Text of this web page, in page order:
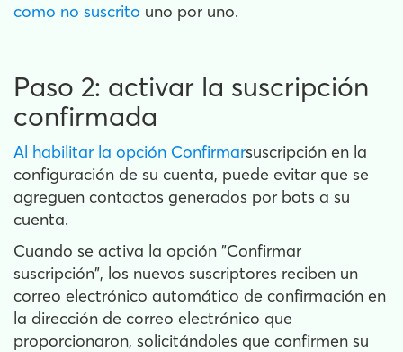
como no suscrito uno por uno.
Paso 2: activar la suscripción
confirmada
Al habilitar la opción Confirmarsuscripción en la
configuración de su cuenta, puede evitar que se
agreguen contactos generados por bots a su
cuenta.
Cuando se activa la opción "Confirmar
suscripción", los nuevos suscriptores reciben un
correo electrónico automático de confirmación en
la dirección de correo electrónico que
proporcionaron, solicitándoles que confirmen su